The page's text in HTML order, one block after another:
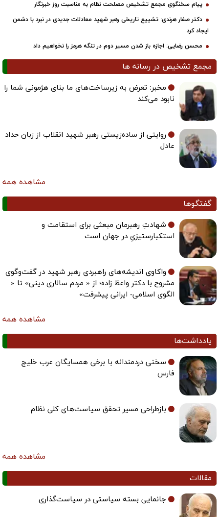
پیام سخنگوی مجمع تشخیص مصلحت نظام به مناسبت روز خبرنگار
دکتر صفار هرندی: تشییع تاریخی رهبر شهید معادلات جدیدی در نبرد با دشمن
ایجاد کرد
محسن رضایی: اجازه باز شدن مسیر دوم در تنگه هرمز را نخواهیم داد
مجمع تشخیص در رسانه ها
مخبر: تعرض به زیرساخت‌های ما بنای هژمونی شما را
نابود می‌کند
روایتی از ساده‌زیستی رهبر شهید انقلاب از زبان حداد
عادل
مشاهده همه
گفتگوها
شهادتِ رهبرمان مبعثی برای استقامت و
استکبارستیزیِ در جهان است
واکاوی اندیشه‌های راهبردی رهبر شهید در گفت‌وگوی
مشروح با دکتر واعظ زاده؛ از « مردم سالاری دینی» تا «
الگوی اسلامی- ایرانی پیشرفت»
مشاهده همه
یادداشت‌ها
سخنی دردمندانه با برخی همسایگان عرب خلیج
فارس
بازطراحی مسیر تحقق سیاست‌های کلی نظام
مشاهده همه
مقالات
جانمایی بسته سیاستی در سیاست‌گذاری